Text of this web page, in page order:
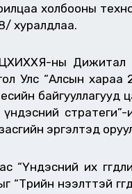
холбооны
хуралдлаа.
ны Дижитал
Улс “Алсын хараа
байгууллагууд
засгийн эргэлтэд
“Үндэсний их
“Төрийн нээлттэй